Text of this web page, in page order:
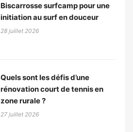
Biscarrosse surfcamp pour une
initiation au surf en douceur
28 juillet 2026
Quels sont les défis d’une
rénovation court de tennis en
zone rurale ?
27 juillet 2026